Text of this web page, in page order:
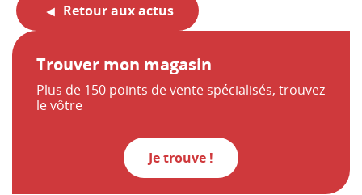
Retour aux actus
Trouver mon magasin
Plus de 150 points de vente spécialisés, trouvez
le vôtre
Je trouve !